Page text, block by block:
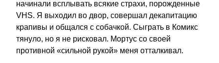
начинали всплывать всякие страхи, порожденные
VHS. Я выходил во двор, совершал декапитацию
крапивы и общался с собачкой. Сыграть в Комикс
тянуло, но я не рисковал. Мортус со своей
противной «сильной рукой» меня отталкивал.